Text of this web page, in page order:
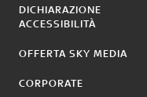
DICHIARAZIONE
ACCESSIBILITÀ
OFFERTA SKY MEDIA
CORPORATE